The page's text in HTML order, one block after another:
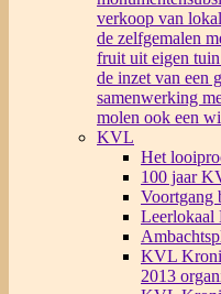
verkoop van
de zelfgemalen
fruit uit eigen
de inzet van een
samenwerking
molen ook een
KVL
Het
100 jaar
Voortgang
Leerlokaal
KVL
2013